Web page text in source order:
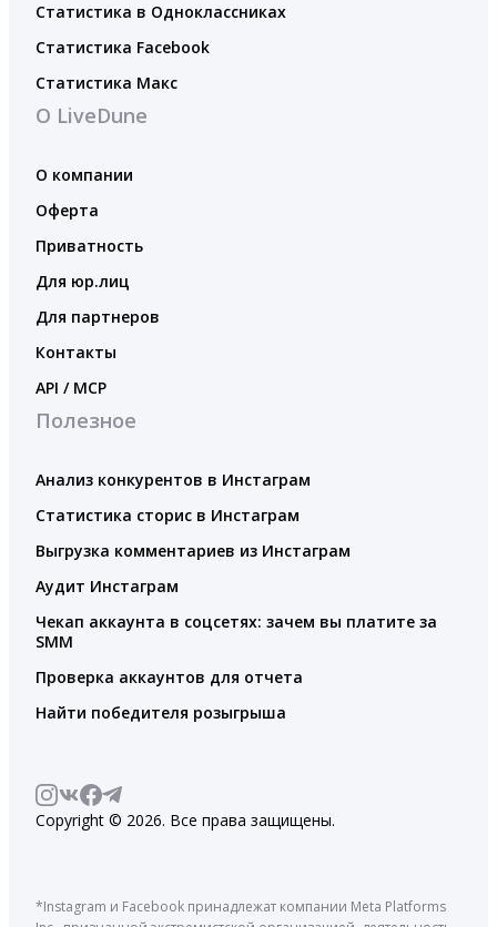
Статистика в Одноклассниках
Статистика Facebook
Статистика Макс
О LiveDune
О компании
Оферта
Приватность
Для юр.лиц
Для партнеров
Контакты
API / MCP
Полезное
Анализ конкурентов в Инстаграм
Статистика сторис в Инстаграм
Выгрузка комментариев из Инстаграм
Аудит Инстаграм
Чекап аккаунта в соцсетях: зачем вы платите за
SMM
Проверка аккаунтов для отчета
Найти победителя розыгрыша
Copyright © 2026. Все права защищены.
*Instagram и Facebook принадлежат компании Meta Platforms